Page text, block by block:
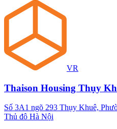
VR
Thaison Housing Thụy
Số 3A1 ngõ 293 Thụy Khuê,
Thủ đô Hà Nội